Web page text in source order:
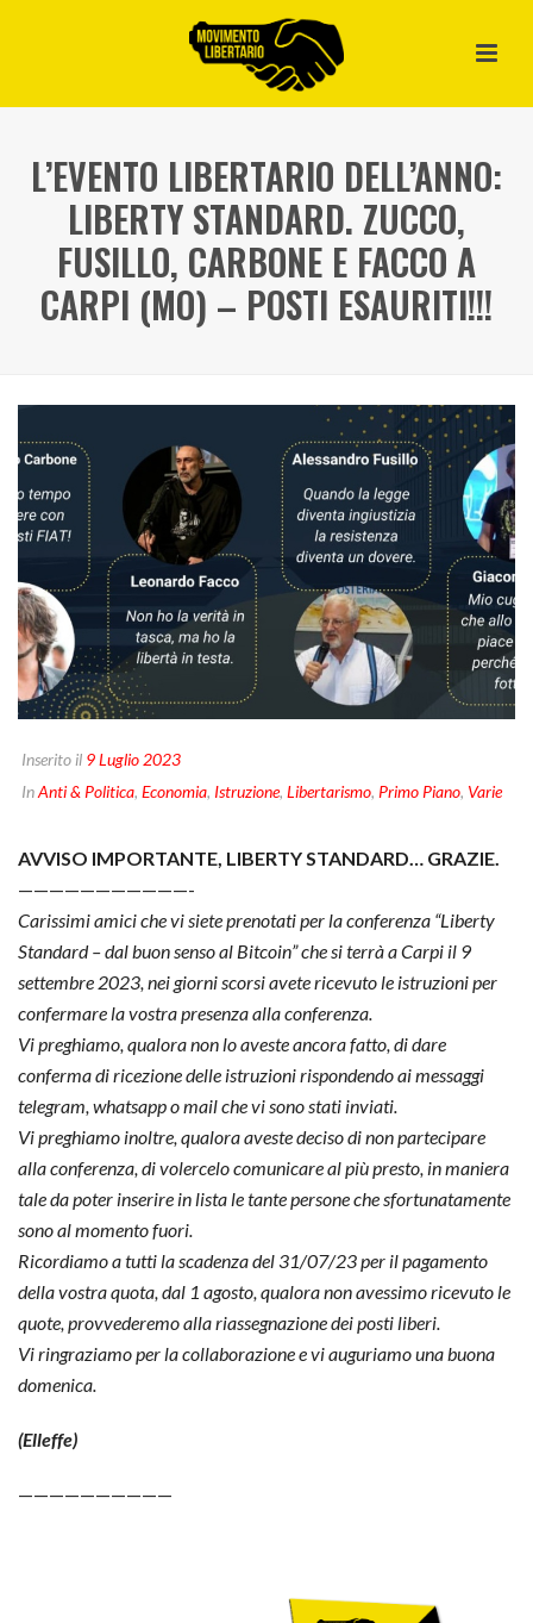
L’EVENTO LIBERTARIO DELL’ANNO:
LIBERTY STANDARD. ZUCCO,
FUSILLO, CARBONE E FACCO A
CARPI (MO) – POSTI ESAURITI!!!
Inserito il 9 Luglio 2023
InAnti & Politica, Economia, Istruzione, Libertarismo, Primo Piano, Varie
AVVISO IMPORTANTE, LIBERTY STANDARD… GRAZIE.
———————————-
Carissimi amici che vi siete prenotati per la conferenza “Liberty
Standard – dal buon senso al Bitcoin” che si terrà a Carpi il 9
settembre 2023, nei giorni scorsi avete ricevuto le istruzioni per
confermare la vostra presenza alla conferenza.
Vi preghiamo, qualora non lo aveste ancora fatto, di dare
conferma di ricezione delle istruzioni rispondendo ai messaggi
telegram, whatsapp o mail che vi sono stati inviati.
Vi preghiamo inoltre, qualora aveste deciso di non partecipare
alla conferenza, di volercelo comunicare al più presto, in maniera
tale da poter inserire in lista le tante persone che sfortunatamente
sono al momento fuori.
Ricordiamo a tutti la scadenza del 31/07/23 per il pagamento
della vostra quota, dal 1 agosto, qualora non avessimo ricevuto le
quote, provvederemo alla riassegnazione dei posti liberi.
Vi ringraziamo per la collaborazione e vi auguriamo una buona
domenica.
(Elleffe)
——————————